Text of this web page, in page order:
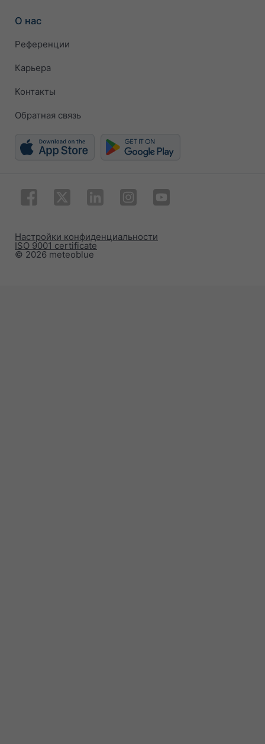
О нас
Референции
Карьера
Контакты
Обратная связь
© 2026 meteoblue
ISO 9001 certificate
Настройки конфиденциальности